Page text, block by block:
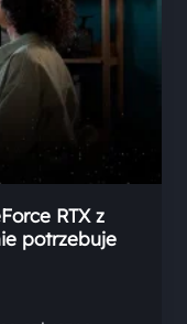
RTX z
potrzebuje